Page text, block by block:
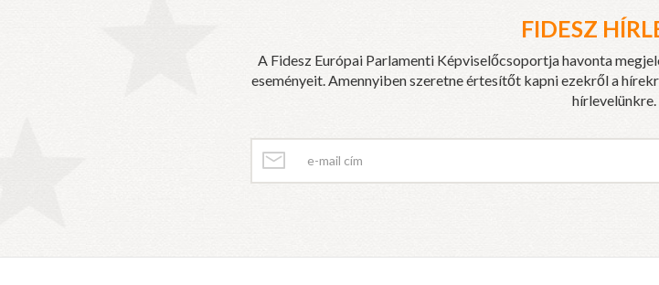
FIDESZ
A Fidesz Európai Parlamenti Képviselőcsoportja havonta
eseményeit. Amennyiben szeretne értesítőt kapni ezekről a
hírlevelünkre.